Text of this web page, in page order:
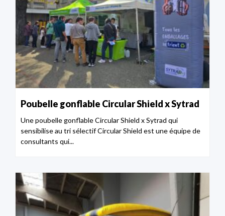
Poubelle gonflable Circular Shield x Sytrad
Une poubelle gonflable Circular Shield x Sytrad qui
sensibilise au tri sélectif Circular Shield est une équipe de
consultants qui...